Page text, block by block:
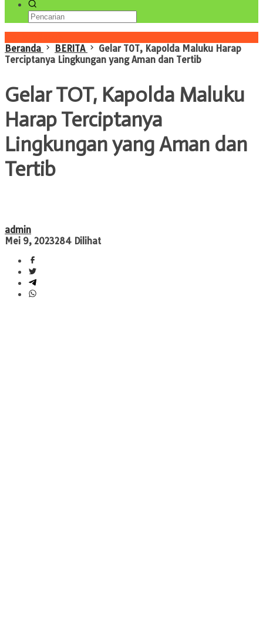
Beranda
BERITA
Gelar TOT, Kapolda Maluku Harap
Terciptanya Lingkungan yang Aman dan Tertib
Gelar TOT, Kapolda Maluku
Harap Terciptanya
Lingkungan yang Aman dan
Tertib
admin
Mei 9, 2023284 Dilihat